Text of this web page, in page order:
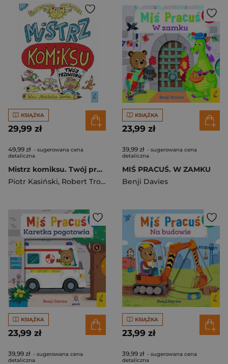
KSIĄŻKA
29,99 zł
49,99 zł - sugerowana cena
detaliczna
Mistrz komiksu. Twój przewodnik
Piotr Kasiński, Robert Trojanowski
KSIĄŻKA
23,99 zł
39,99 zł - sugerowana cena
detaliczna
MIŚ PRACUŚ. W ZAMKU
Benji Davies
KSIĄŻKA
23,99 zł
39,99 zł - sugerowana cena
detaliczna
KSIĄŻKA
23,99 zł
39,99 zł - sugerowana cena
detaliczna